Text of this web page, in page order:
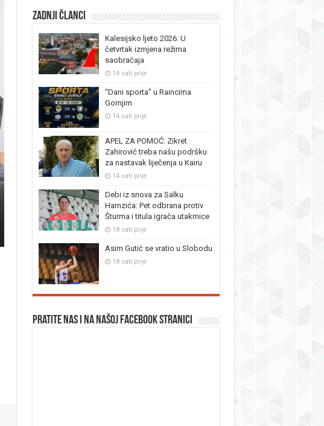
Zadnji članci
Kalesijsko ljeto 2026: U
četvrtak izmjena režima
saobraćaja
14 sati prije
“Dani sporta” u Raincima
Gornjim
14 sati prije
APEL ZA POMOĆ: Zikret
Zahirović treba našu podršku
za nastavak liječenja u Kairu
14 sati prije
Debi iz snova za Salku
Hamzića: Pet odbrana protiv
Šturma i titula igrača utakmice
18 sati prije
Asim Gutić se vratio u Slobodu
18 sati prije
Pratite nas i na našoj facebook stranici